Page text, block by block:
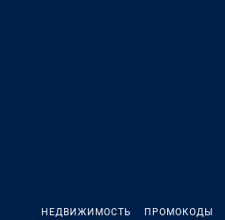
НЕДВИЖИМОСТЬ ПРОМОКОДЫ